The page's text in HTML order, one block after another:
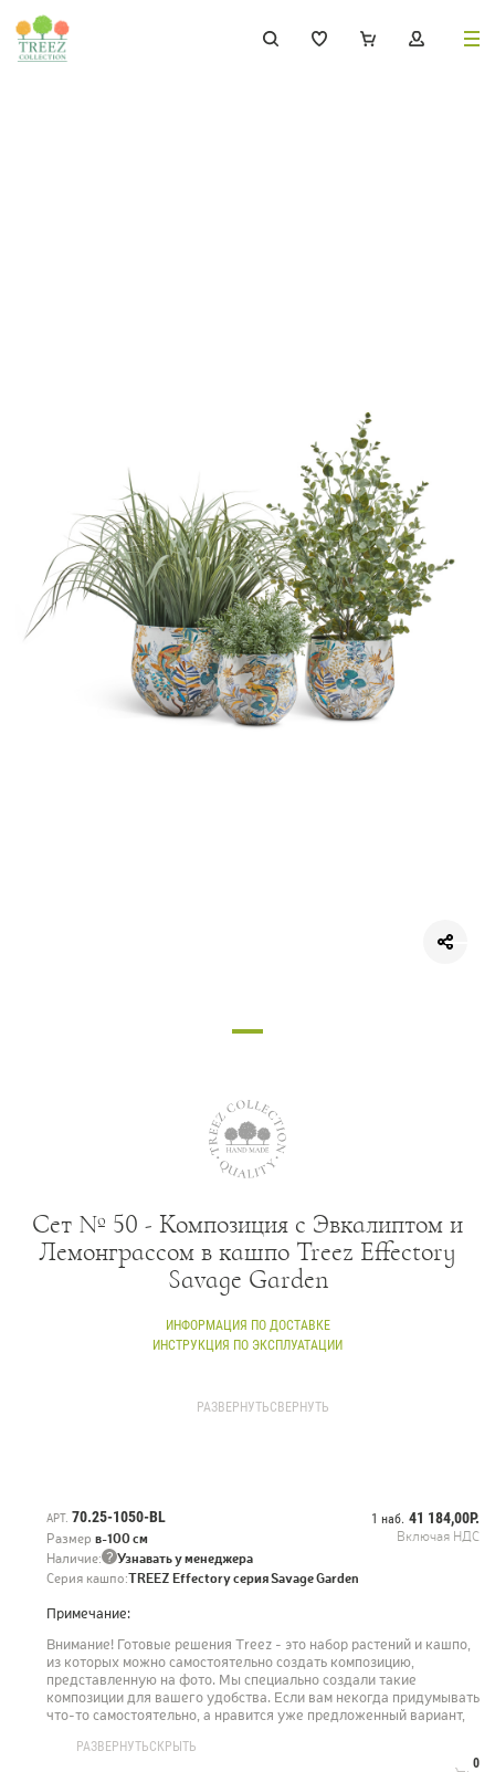
Дизайнерские композиции
Товары с 3D-моделями 499
Готовые решения от Treez 146
Алфавитный указатель
Сет № 50 - Композиция с Эвкалиптом и
Лемонграссом в кашпо Treez Effectory
Savage Garden
ИНФОРМАЦИЯ ПО ДОСТАВКЕ
ИНСТРУКЦИЯ ПО ЭКСПЛУАТАЦИИ
20.5933N - Кроссостефиум (Миллер) серо-зелёный куст со
св.лимон.завязями - 1 шт
41.33-25-24-126-BL-23 - Кашпо TREEZ Effectory Savage Garden - 1 шт
10.0224075/3GG - Эвкалипт куст большой припылённо-зелёный в-92
см - 1 шт
41.33-25-24-126-BL-27 - Кашпо TREEZ Effectory Savage Garden - 1 шт
РАЗВЕРНУТЬСВЕРНУТЬ
АРТ. 70.25-1050-BL
Размер в-100 см
1 наб. 41 184,00Р.
Включая НДС
0
Наличие: ? Узнавать у менеджера
Серия кашпо:TREEZ Effectory серия Savage Garden
Примечание:
Внимание! Готовые решения Treez - это набор растений и кашпо,
из которых можно самостоятельно создать композицию,
представленную на фото. Мы специально создали такие
композиции для вашего удобства. Если вам некогда придумывать
что-то самостоятельно, а нравится уже предложенный вариант,
воплощения в жизнь выбранной композиции.
РАЗВЕРНУТЬСКРЫТЬ